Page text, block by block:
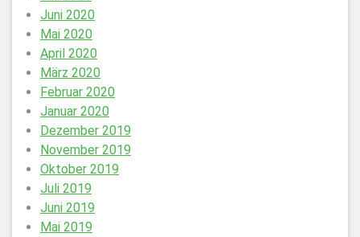
Juni 2020
Mai 2020
April 2020
März 2020
Februar 2020
Januar 2020
Dezember 2019
November 2019
Oktober 2019
Juli 2019
Juni 2019
Mai 2019